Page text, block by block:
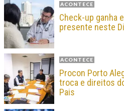
ACONTECE
Check-up ganha
presente neste
ACONTECE
Procon Porto
troca e direitos
Pais